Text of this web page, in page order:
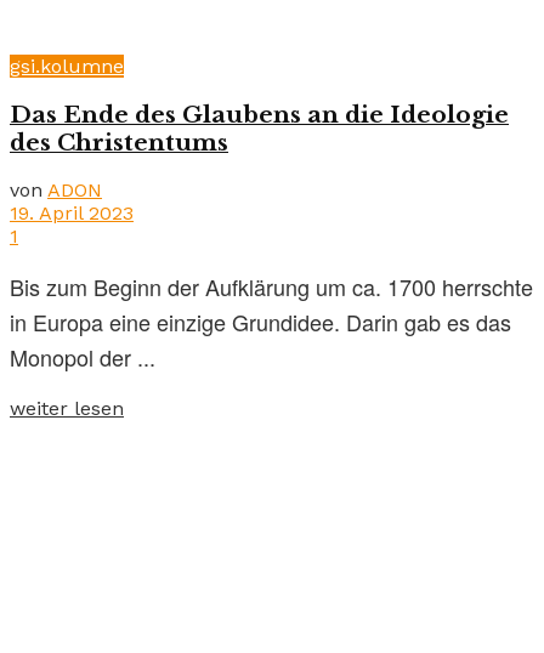
gsi.kolumne
Das Ende des Glaubens an die Ideologie
des Christentums
von ADON
19. April 2023
1
Bis zum Beginn der Aufklärung um ca. 1700 herrschte
in Europa eine einzige Grundidee. Darin gab es das
Monopol der ...
weiter lesen